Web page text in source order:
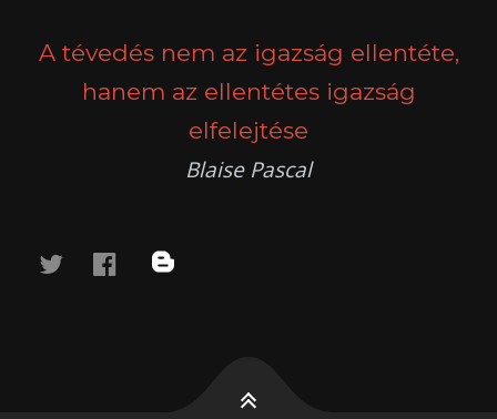
A tévedés nem az igazság ellentéte,
hanem az ellentétes igazság
elfelejtése
Blaise Pascal
twitterfacebook
blog